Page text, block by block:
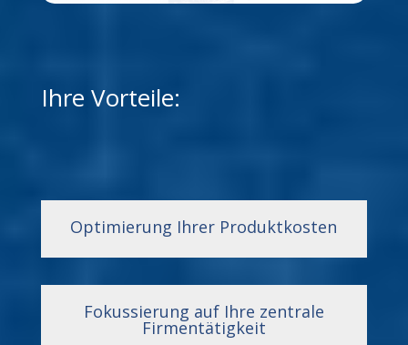
Ihre Vorteile:
Optimierung Ihrer Produktkosten
Fokussierung auf Ihre zentrale
Firmentätigkeit